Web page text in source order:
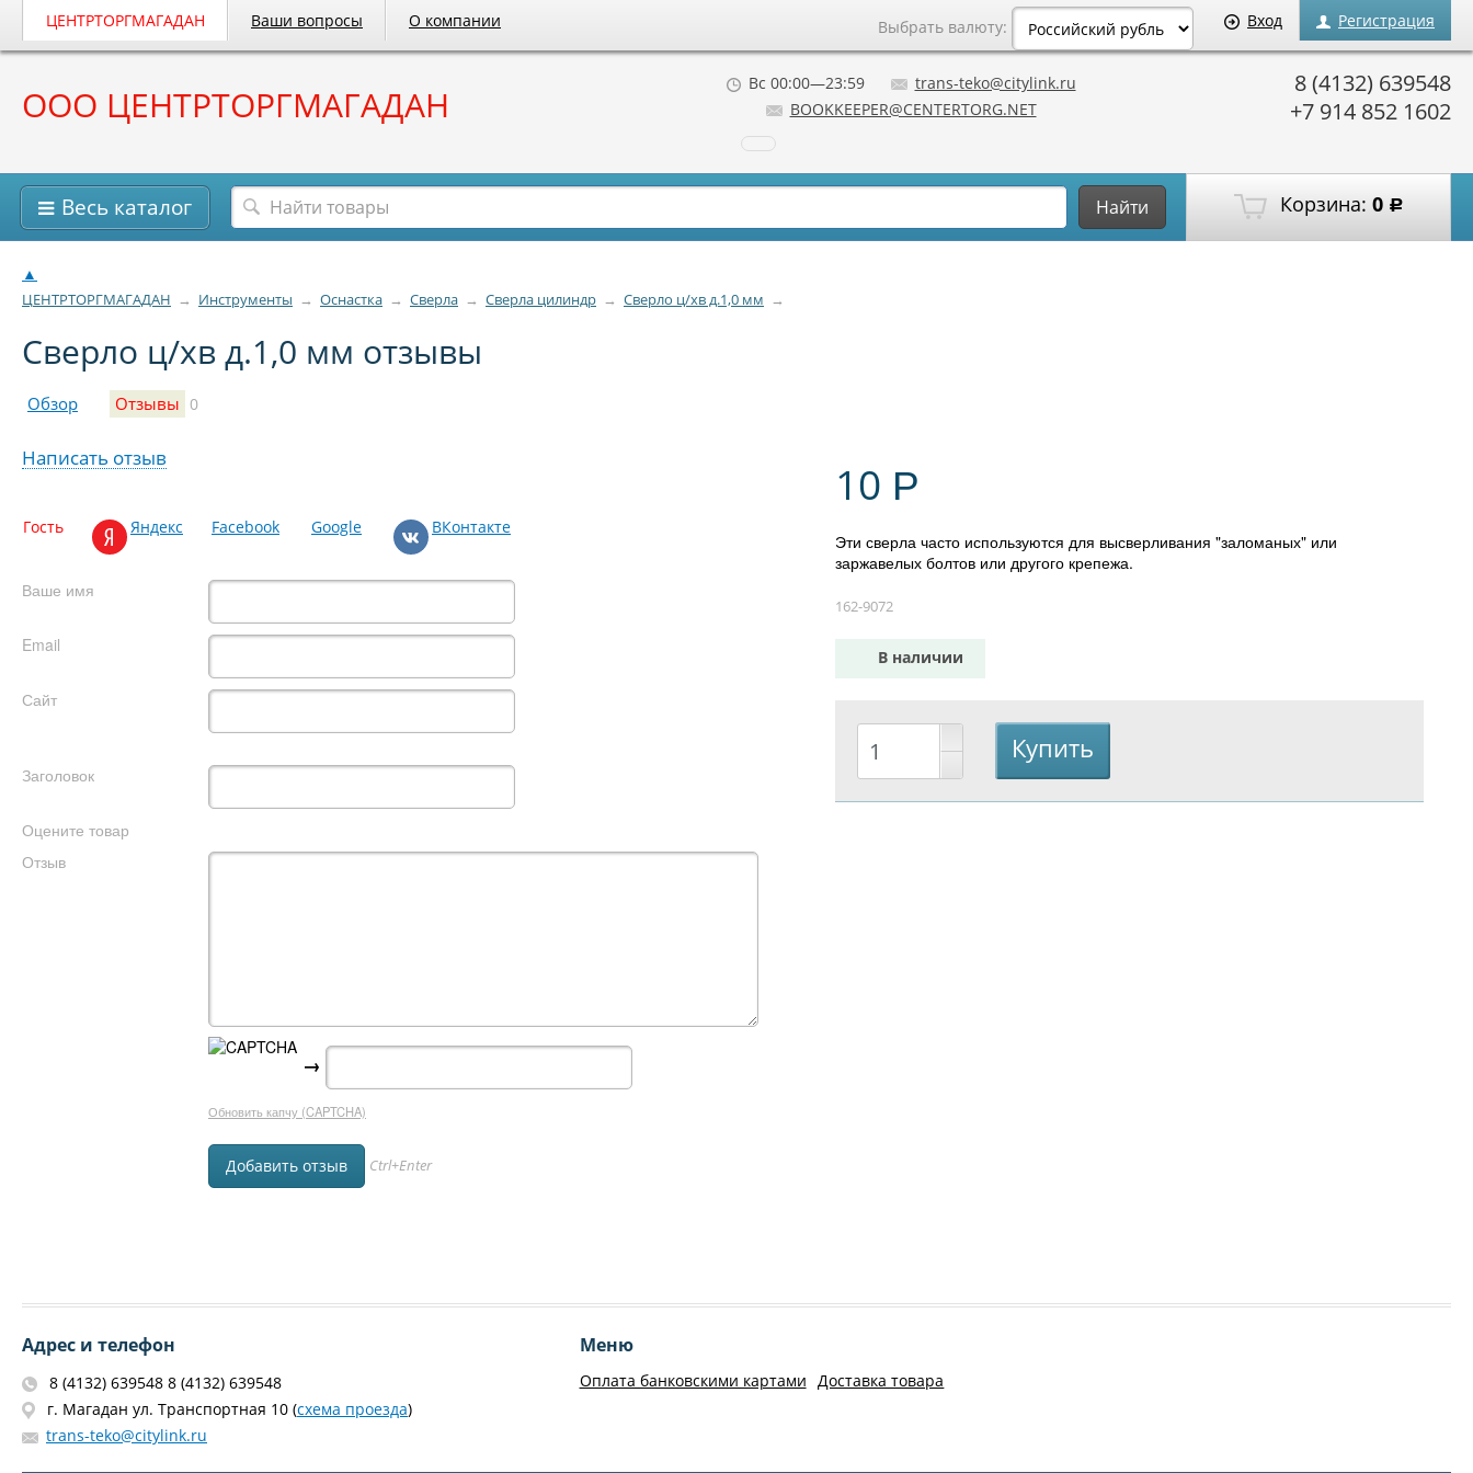
ЦЕНТРТОРГМАГАДАН Ваши вопросы О компании Вход Регистрация
Выбрать валюту:
ООО ЦЕНТРТОРГМАГАДАН
8 (4132) 639548
+7 914 852 1602
Вс 00:00—23:59
trans-teko@citylink.ru
BOOKKEEPER@CENTERTORG.NET
Корзина: 0 Р
Весь каталог Найти
▲
ЦЕНТРТОРГМАГАДАН → Инструменты → Оснастка → Сверла → Сверла цилиндр → Сверло ц/хв д.1,0 мм →
Сверло ц/хв д.1,0 мм отзывы
Обзор Отзывы 0
10 Р
Эти сверла часто используются для высверливания "заломаных" или
заржавелых болтов или другого крепежа.
162-9072
В наличии
Написать отзыв
Гость Яндекс Facebook Google ВКонтакте
Ваше имя
Email
Сайт
Заголовок
Оцените товар
Отзыв
→
Обновить капчу (CAPTCHA)
Ctrl+Enter
Адрес и телефон
8 (4132) 639548 8 (4132) 639548
г. Магадан ул. Транспортная 10 (схема проезда)
trans-teko@citylink.ru
Меню
Оплата банковскими картами Доставка товара